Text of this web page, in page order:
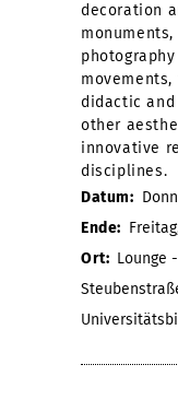
decoration
monuments,
didactic
other
innovative
disciplines.
Datum:
Ende:
Ort: Lounge